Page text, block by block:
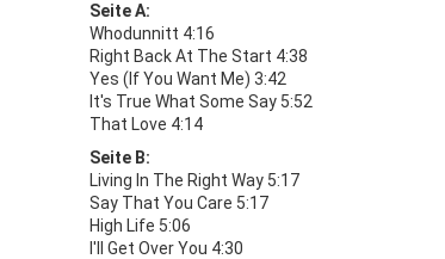
Seite A:
Whodunnitt 4:16
Right Back At The Start 4:38
Yes (If You Want Me) 3:42
It's True What Some Say 5:52
That Love 4:14
Seite B:
Living In The Right Way 5:17
Say That You Care 5:17
High Life 5:06
I'll Get Over You 4:30